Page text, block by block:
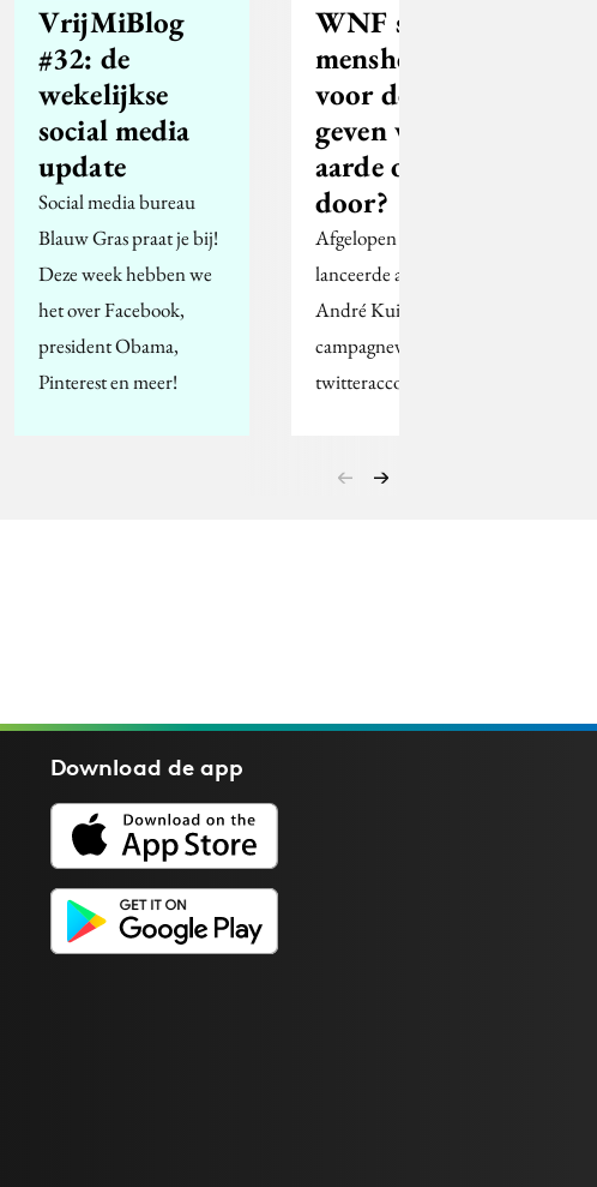
VrijMiBlog
#32: de
wekelijkse
social media
update
Social media bureau
Blauw Gras praat je bij!
Deze week hebben we
het over Facebook,
president Obama,
Pinterest en meer!
WNF stelt 'de
mensheid'
voor de keuze:
geven we de
aarde op of
door?
Afgelopen weekend
lanceerde ambassadeur
André Kuipers de
campagnevideo op zijn
twitteraccount
Download deapp